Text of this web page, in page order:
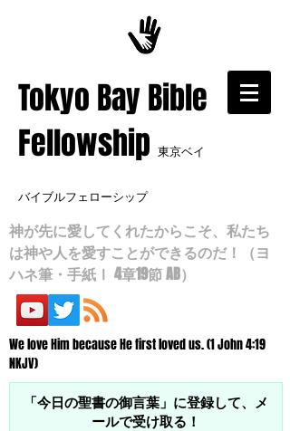
​Tokyo Bay Bible
Fellowship 東京ベイ
バイブルフェローシップ
神が先に愛してくれたからこそ、私たち
は神や人を愛すことができるのだ！（ヨ
ハネ筆・手紙Ⅰ 4章19節 AB）
We love Him because He first loved us. (1 John 4:19
NKJV)
「今日の聖書の御言葉」に登録して、メ
ールで受け取る！